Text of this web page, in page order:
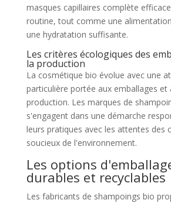
masques capillaires complète
routine, tout comme une
une hydratation suffisante.
Les critères écologiques des
la production
La cosmétique bio évolue avec une
particulière portée aux emballages et
production. Les marques de
s'engagent dans une démarche
leurs pratiques avec les attentes des
soucieux de l'environnement.
Les options
durables et recyclables
Les fabricants de shampoings bio